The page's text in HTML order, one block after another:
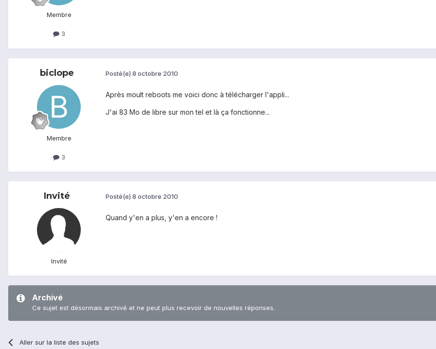
Membre
3
biclope
Membre
3
Posté(e) 8 octobre 2010
Après moult reboots me voici donc à télécharger l'appli...
J'ai 83 Mo de libre sur mon tel et là ça fonctionne...
Invité
Invité
Posté(e) 8 octobre 2010
Quand y'en a plus, y'en a encore !
Archivé
Ce sujet est désormais archivé et ne peut plus recevoir de nouvelles réponses.
Aller sur la liste des sujets